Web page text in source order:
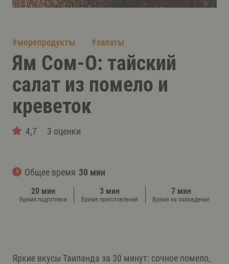
#морепродукты #салаты
Ям Сом-О: тайский
салат из помело и
креветок
4,7 3 оценки
Общее время 30 мин
20 мин
Время подготовки
3 мин
Время приготовления
7 мин
Время на охлаждение
Яркие вкусы Таиланда за 30 минут: сочное помело,